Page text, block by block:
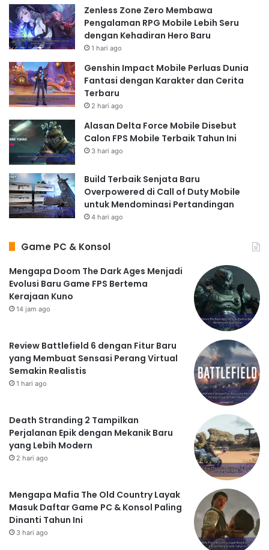
Zenless Zone Zero Membawa
Pengalaman RPG Mobile Lebih Seru
dengan Kehadiran Hero Baru
1 hari ago
Genshin Impact Mobile Perluas Dunia
Fantasi dengan Karakter dan Cerita
Terbaru
2 hari ago
Alasan Delta Force Mobile Disebut
Calon FPS Mobile Terbaik Tahun Ini
3 hari ago
Build Terbaik Senjata Baru
Overpowered di Call of Duty Mobile
untuk Mendominasi Pertandingan
4 hari ago
Game PC & Konsol
Mengapa Doom The Dark Ages Menjadi
Evolusi Baru Game FPS Bertema
Kerajaan Kuno
14 jam ago
Review Battlefield 6 dengan Fitur Baru
yang Membuat Sensasi Perang Virtual
Semakin Realistis
1 hari ago
Death Stranding 2 Tampilkan
Perjalanan Epik dengan Mekanik Baru
yang Lebih Modern
2 hari ago
Mengapa Mafia The Old Country Layak
Masuk Daftar Game PC & Konsol Paling
Dinanti Tahun Ini
3 hari ago